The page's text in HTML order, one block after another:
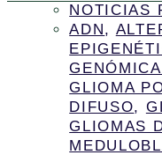
NOTICIAS
ADN,
GLIOMA
DIFUSO,
GLIOMAS